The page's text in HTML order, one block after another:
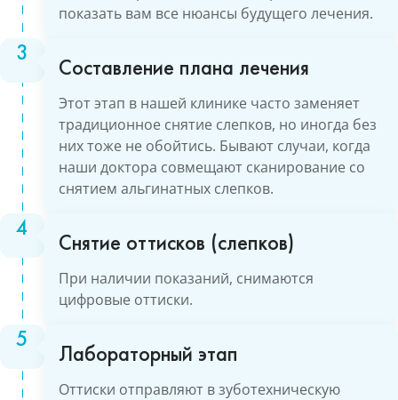
показать вам все нюансы будущего лечения.
Составление плана лечения
Этот этап в нашей клинике часто заменяет
традиционное снятие слепков, но иногда без
них тоже не обойтись. Бывают случаи, когда
наши доктора совмещают сканирование со
снятием альгинатных слепков.
Снятие оттисков (слепков)
При наличии показаний, снимаются
цифровые оттиски.
Лабораторный этап
Оттиски отправляют в зуботехническую